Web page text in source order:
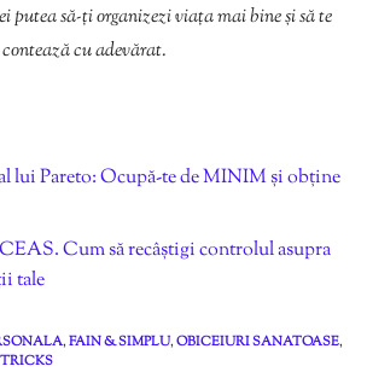
putea să-ți organizezi viața mai bine și să te
cu adevărat.
lui Pareto: Ocupă-te de MINIM și obține
Cum să recâștigi controlul asupra
tale
,FAIN & SIMPLU,OBICEIURI SANATOASE,